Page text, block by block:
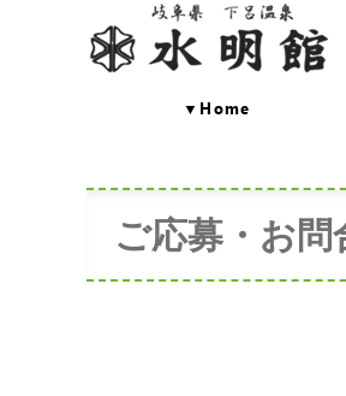
▼Home
ご応募・お問